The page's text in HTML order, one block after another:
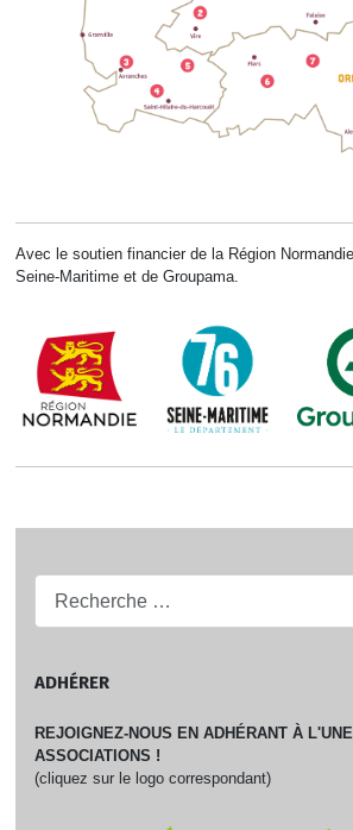
ADHÉRER
REJOIGNEZ-NOUS EN ADHÉRANT À
ASSOCIATIONS !
(cliquez sur le logo correspondant)
Avec le soutien financier de la Région
Seine-Maritime et de Groupama.